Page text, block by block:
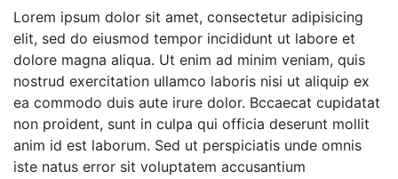
Lorem ipsum dolor sit amet, consectetur adipisicing
elit, sed do eiusmod tempor incididunt ut labore et
dolore magna aliqua. Ut enim ad minim veniam, quis
nostrud exercitation ullamco laboris nisi ut aliquip ex
ea commodo duis aute irure dolor. Bccaecat cupidatat
non proident, sunt in culpa qui officia deserunt mollit
anim id est laborum. Sed ut perspiciatis unde omnis
iste natus error sit voluptatem accusantium